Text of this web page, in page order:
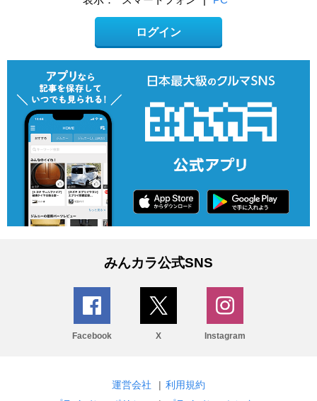
ログイン
みんカラ公式SNS
Facebook X Instagram
運営会社 | 利用規約